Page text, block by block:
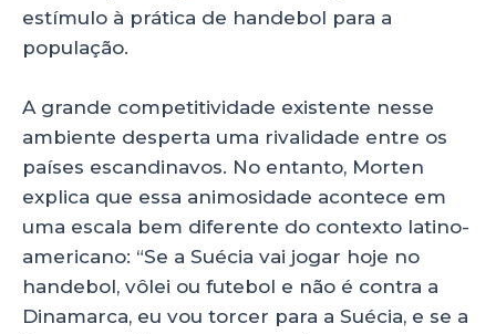
estímulo à prática de handebol para a
população.
A grande competitividade existente nesse
ambiente desperta uma rivalidade entre os
países escandinavos. No entanto, Morten
explica que essa animosidade acontece em
uma escala bem diferente do contexto latino-
americano: “Se a Suécia vai jogar hoje no
handebol, vôlei ou futebol e não é contra a
Dinamarca, eu vou torcer para a Suécia, e se a